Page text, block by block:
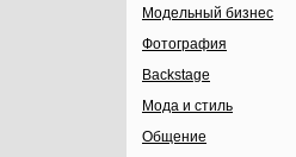
Модельный бизнес
Фотография
Backstage
Мода и стиль
Общение